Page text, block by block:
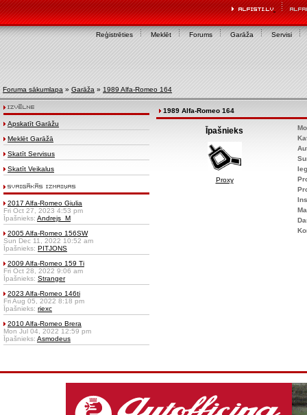
Reģistrēties Meklēt Forums Garāža Servisi
Foruma sākumlapa » Garāža » 1989 Alfa-Romeo 164
Apskatīt Garāžu
Meklēt Garāžā
Skatīt Servisus
Skatīt Veikalus
2017 Alfa-Romeo Giulia
Fri Oct 27, 2023 4:53 pm
Īpašnieks: Andrejs_M
2005 Alfa-Romeo 156SW
Sun Dec 11, 2022 10:52 am
Īpašnieks: PITJONS
2009 Alfa-Romeo 159 Ti
Fri Oct 28, 2022 9:06 am
Īpašnieks: Stranger
2023 Alfa-Romeo 146ti
Fri Aug 05, 2022 8:18 pm
Īpašnieks: riexc
2010 Alfa-Romeo Brera
Mon Jul 04, 2022 12:59 pm
Īpašnieks: Asmodeus
1989 Alfa-Romeo 164
Īpašnieks
Proxy